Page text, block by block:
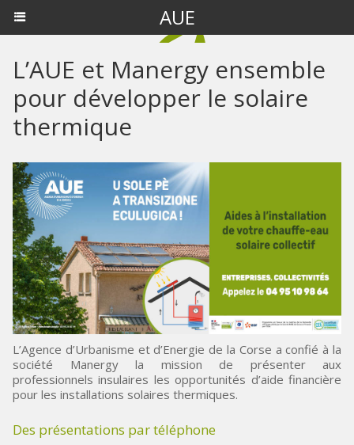
AUE
L’AUE et Manergy ensemble
pour développer le solaire
thermique
L’Agence d’Urbanisme et d’Energie de la Corse a confié à la
société Manergy la mission de présenter aux
professionnels insulaires les opportunités d’aide financière
pour les installations solaires thermiques.
Des présentations par téléphone